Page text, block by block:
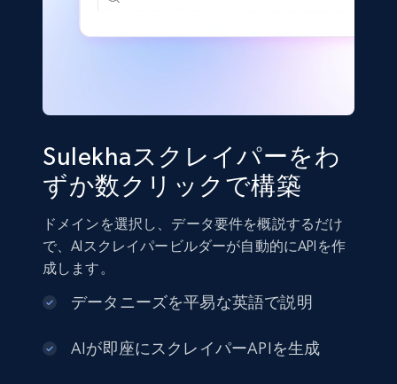
Sulekhaスクレイパーをわ
ずか数クリックで構築
ドメインを選択し、データ要件を概説するだけ
で、AIスクレイパービルダーが自動的にAPIを作
成します。
データニーズを平易な英語で説明
AIが即座にスクレイパーAPIを生成